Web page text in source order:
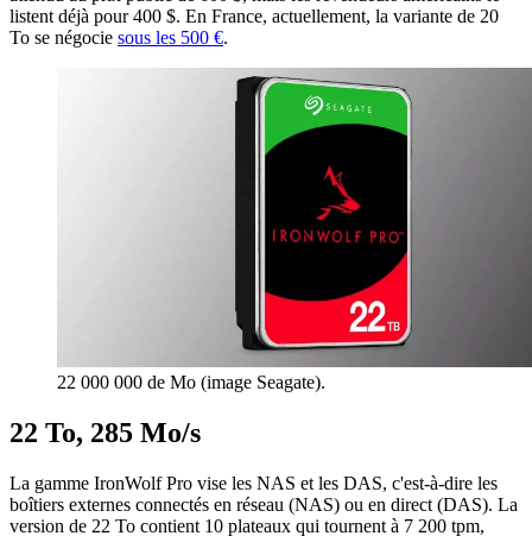
listent déjà pour 400 $. En France, actuellement, la variante de 20
To se négocie sous les 500 €.
22 000 000 de Mo (image Seagate).
22 To, 285 Mo/s
La gamme IronWolf Pro vise les NAS et les DAS, c'est-à-dire les
boîtiers externes connectés en réseau (NAS) ou en direct (DAS). La
version de 22 To contient 10 plateaux qui tournent à 7 200 tpm,